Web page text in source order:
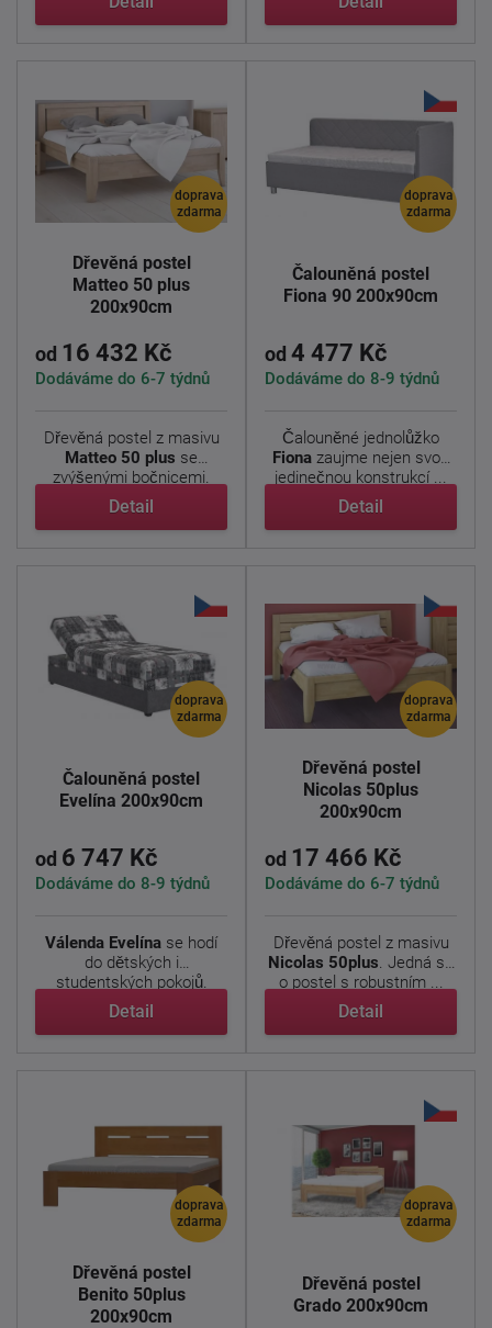
doprava
zdarma
Dřevěná postel
Matteo 50 plus
200x90cm
od 16 432 Kč
Dodáváme do 6-7 týdnů
Dřevěná postel z masivu
Matteo 50 plus se
zvýšenými bočnicemi.
Jedná ...
Detail
doprava
zdarma
Čalouněná postel
Fiona 90 200x90cm
od 4 477 Kč
Dodáváme do 8-9 týdnů
Čalouněné jednolůžko
Fiona zaujme nejen svou
jedinečnou konstrukcí ...
Detail
doprava
zdarma
Čalouněná postel
Evelína 200x90cm
od 6 747 Kč
Dodáváme do 8-9 týdnů
Válenda Evelína se hodí
do dětských i
studentských pokojů.
Kombinace ...
Detail
doprava
zdarma
Dřevěná postel
Nicolas 50plus
200x90cm
od 17 466 Kč
Dodáváme do 6-7 týdnů
Dřevěná postel z masivu
Nicolas 50plus. Jedná se
o postel s robustním ...
Detail
doprava
zdarma
Dřevěná postel
Benito 50plus
200x90cm
doprava
zdarma
Dřevěná postel
Grado 200x90cm